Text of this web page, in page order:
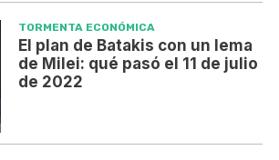
TORMENTA ECONÓMICA
El plan de Batakis con un lema
de Milei: qué pasó el 11 de julio
de 2022